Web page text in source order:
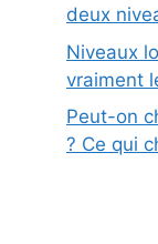
deux
Niveaux
vraiment
Peut-on
? Ce qui